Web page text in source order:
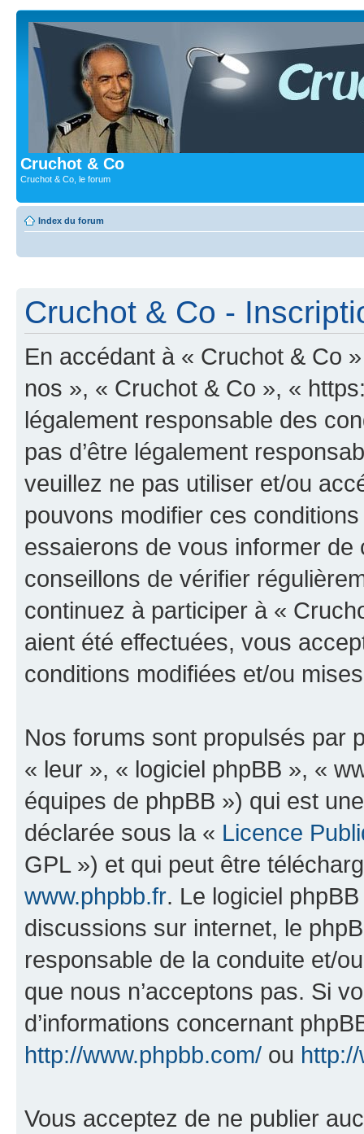
Cruchot & Co
Cruchot & Co, le forum
Index du forum
Cruchot & Co -
En accédant à « Cruchot & Co
nos », « Cruchot & Co », «
légalement responsable des
pas d’être légalement
veuillez ne pas utiliser et/ou
pouvons modifier ces
essaierons de vous informer
conseillons de vérifier
continuez à participer à «
aient été effectuées, vous
conditions modifiées et/ou
Nos forums sont propulsés par
« leur », « logiciel phpBB », «
équipes de phpBB ») qui est
déclarée sous la « Licence
GPL ») et qui peut être
www.phpbb.fr. Le logiciel
discussions sur internet, le
responsable de la conduite et/
que nous n’acceptons pas. Si
d’informations concernant
http://www.phpbb.com/ ou
Vous acceptez de ne publier